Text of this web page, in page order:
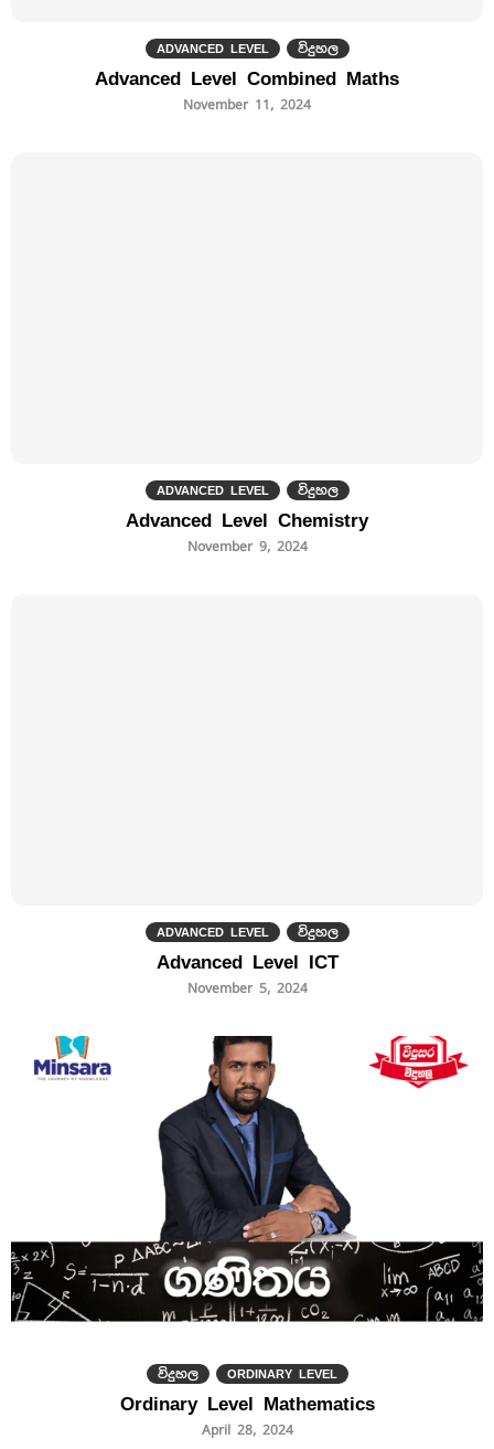
ADVANCED LEVEL විදුහල
Advanced Level Combined Maths
November 11, 2024
ADVANCED LEVEL විදුහල
Advanced Level Chemistry
November 9, 2024
ADVANCED LEVEL විදුහල
Advanced Level ICT
November 5, 2024
විදුහල ORDINARY LEVEL
Ordinary Level Mathematics
April 28, 2024